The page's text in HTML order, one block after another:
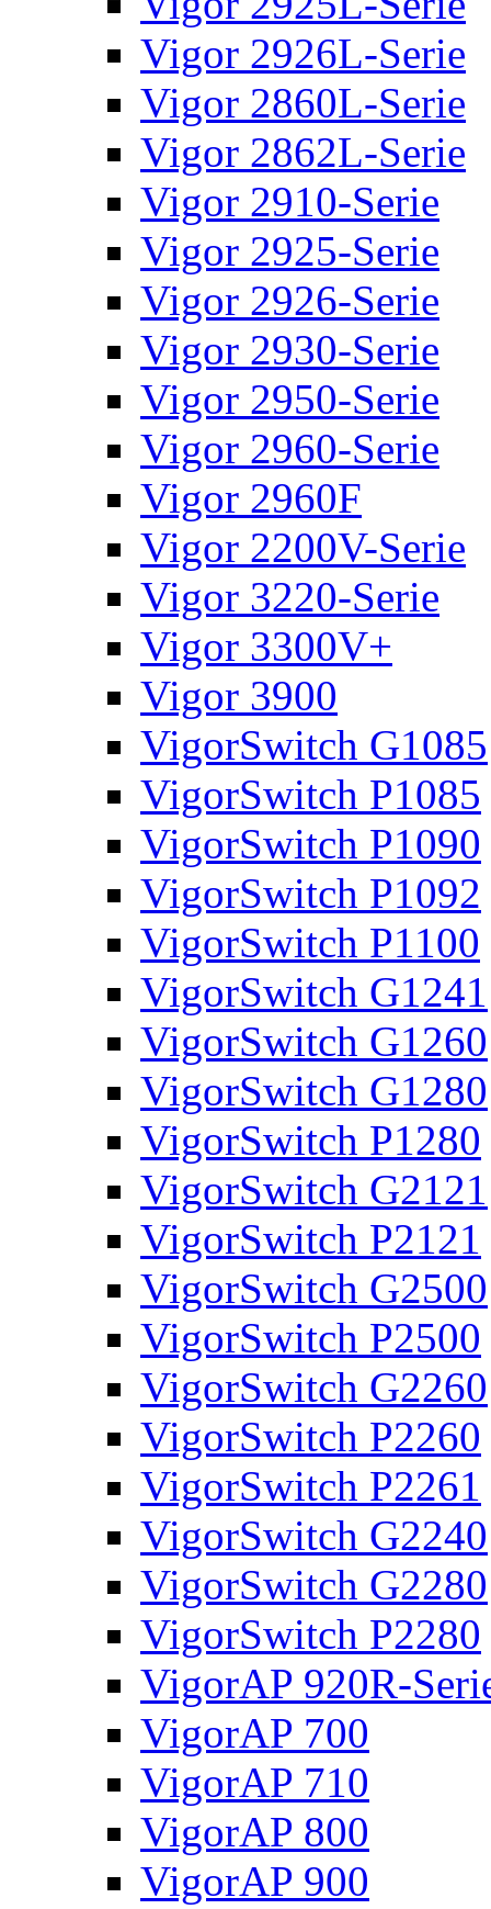
Vigor 2926L-Serie
Vigor 2860L-Serie
Vigor 2862L-Serie
Vigor 2910-Serie
Vigor 2925-Serie
Vigor 2926-Serie
Vigor 2930-Serie
Vigor 2950-Serie
Vigor 2960-Serie
Vigor 2960F
Vigor 2200V-Serie
Vigor 3220-Serie
Vigor 3300V+
Vigor 3900
VigorSwitch G1085
VigorSwitch P1085
VigorSwitch P1090
VigorSwitch P1092
VigorSwitch P1100
VigorSwitch G1241
VigorSwitch G1260
VigorSwitch G1280
VigorSwitch P1280
VigorSwitch G2121
VigorSwitch P2121
VigorSwitch G2500
VigorSwitch P2500
VigorSwitch G2260
VigorSwitch P2260
VigorSwitch P2261
VigorSwitch G2240
VigorSwitch G2280
VigorSwitch P2280
VigorAP 920R-
VigorAP 700
VigorAP 710
VigorAP 800
VigorAP 900